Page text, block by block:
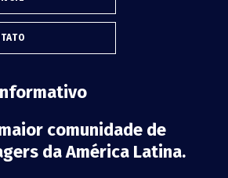
comunidade de
da América Latina.